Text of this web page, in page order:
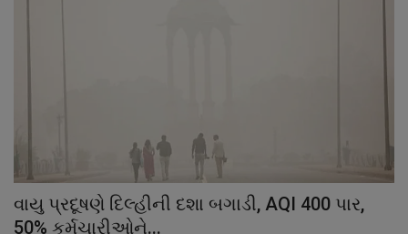
વાયુ પ્રદૂષણે દિલ્હીની દશા બગાડી, AQI 400 પાર,
50% કર્મચારીઓને...